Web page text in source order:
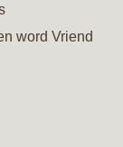
word Vriend